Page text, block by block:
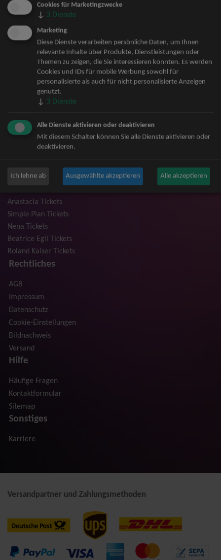
Die Fantastischen Vier Tickets
Herbert Grönemeyer Tickets
Deep Purple Tickets
Howard Carpendale Tickets
Jan Delay & Disko No.1 Tickets
Pur Tickets
Bob Dylan Tickets
Mark Forster Tickets
The Prodigy Tickets
Niedeckens BAP Tickets
Judas Priest Tickets
Trailerpark & Friends Tickets
Anastacia Tickets
Simple Plan Tickets
Nena Tickets
Beatrice Egli Tickets
Roland Kaiser Tickets
Rechtliches
AGB
Impressum
Datenschutz
Cookie-Einstellungen
Bildnachweis
Versand
Hilfe
Häufige Fragen
Kontaktformular
Sitemap
Sonstiges
Karriere
Versandpartner und Zahlungsmethoden
Cookies für Marketingzwecke
↓ 3 Dienste
Marketing
Diese Dienste verarbeiten persönliche Daten, um Ihnen
relevante Inhalte über Produkte, Dienstleistungen oder
Themen zu zeigen, die Sie interessieren könnten. Es werden
Cookies und IDs für mobile Werbung sowohl für
personalisierte als auch für nicht personalisierte Anzeigen
genutzt.
↓ 3 Dienste
Alle Dienste aktivieren oder deaktivieren
Mit diesem Schalter können Sie alle Dienste aktivieren oder
deaktivieren.
Ich lehne ab Ausgewählte akzeptieren Alle akzeptieren